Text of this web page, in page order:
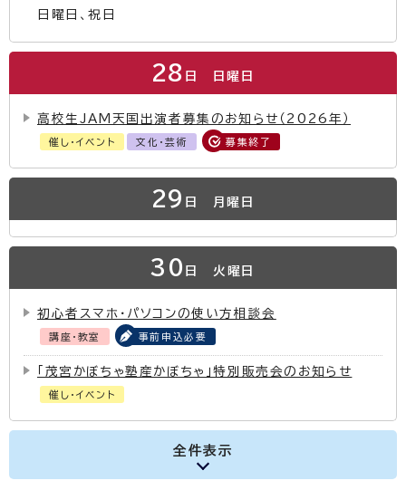
日曜日、祝日
28 日 日曜日
高校生JAM天国出演者募集のお知らせ（2026年）
催し・イベント 文化・芸術 募集終了
29 日 月曜日
30 日 火曜日
初心者スマホ・パソコンの使い方相談会
講座・教室 事前申込必要
「茂宮かぼちゃ塾産かぼちゃ」特別販売会のお知らせ
催し・イベント
全件表示